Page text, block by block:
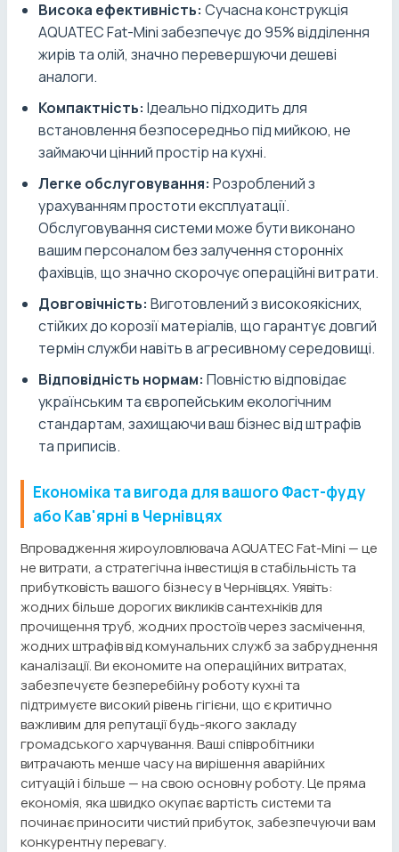
Висока ефективність: Сучасна конструкція
AQUATEC Fat-Mini забезпечує до 95% відділення
жирів та олій, значно перевершуючи дешеві
аналоги.
Компактність: Ідеально підходить для
встановлення безпосередньо під мийкою, не
займаючи цінний простір на кухні.
Легке обслуговування: Розроблений з
урахуванням простоти експлуатації.
Обслуговування системи може бути виконано
вашим персоналом без залучення сторонніх
фахівців, що значно скорочує операційні витрати.
Довговічність: Виготовлений з високоякісних,
стійких до корозії матеріалів, що гарантує довгий
термін служби навіть в агресивному середовищі.
Відповідність нормам: Повністю відповідає
українським та європейським екологічним
стандартам, захищаючи ваш бізнес від штрафів
та приписів.
Економіка та вигода для вашого Фаст-фуду
або Кав'ярні в Чернівцях
Впровадження жироуловлювача AQUATEC Fat-Mini — це
не витрати, а стратегічна інвестиція в стабільність та
прибутковість вашого бізнесу в Чернівцях. Уявіть:
жодних більше дорогих викликів сантехніків для
прочищення труб, жодних простоїв через засмічення,
жодних штрафів від комунальних служб за забруднення
каналізації. Ви економите на операційних витратах,
забезпечуєте безперебійну роботу кухні та
підтримуєте високий рівень гігієни, що є критично
важливим для репутації будь-якого закладу
громадського харчування. Ваші співробітники
витрачають менше часу на вирішення аварійних
ситуацій і більше — на свою основну роботу. Це пряма
економія, яка швидко окупає вартість системи та
починає приносити чистий прибуток, забезпечуючи вам
конкурентну перевагу.